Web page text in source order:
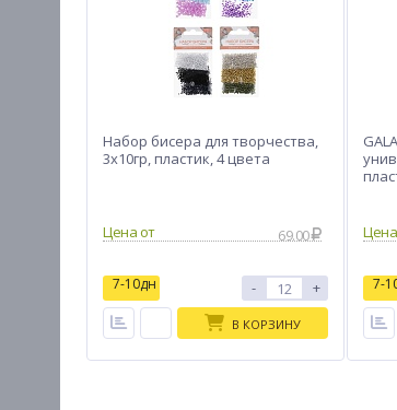
Набор бисера для творчества,
3x10гр, пластик, 4 цвета
69.00
7-10дн - +
В КОРЗИНУ
7-